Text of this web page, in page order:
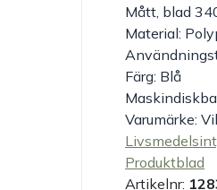
Mått, blad
Material:
Färg: Blå
Varumärke:
Produktblad
Artikelnr: